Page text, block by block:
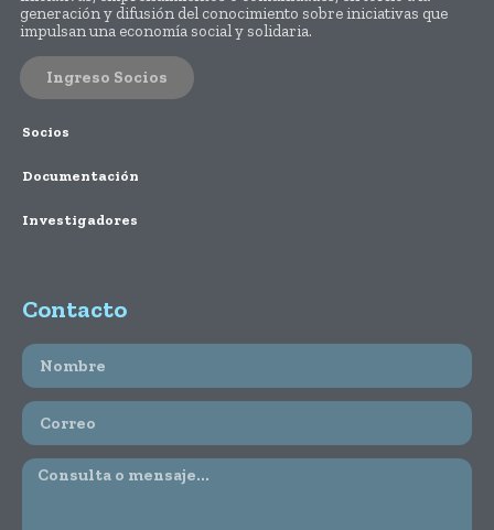
generación y difusión del conocimiento sobre iniciativas que
impulsan una economía social y solidaria.
Ingreso Socios
Socios
Documentación
Investigadores
Contacto